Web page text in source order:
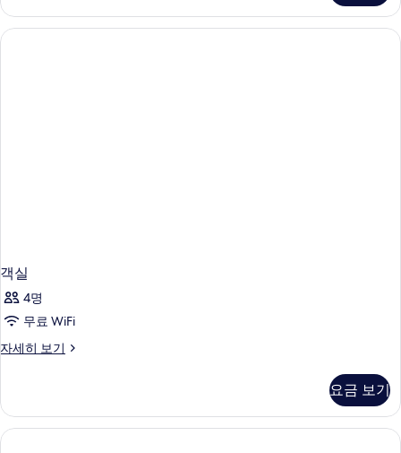
히
보
기
객실
4명
무료 WiFi
자세히 보기
객
히
보
기
요금 보기